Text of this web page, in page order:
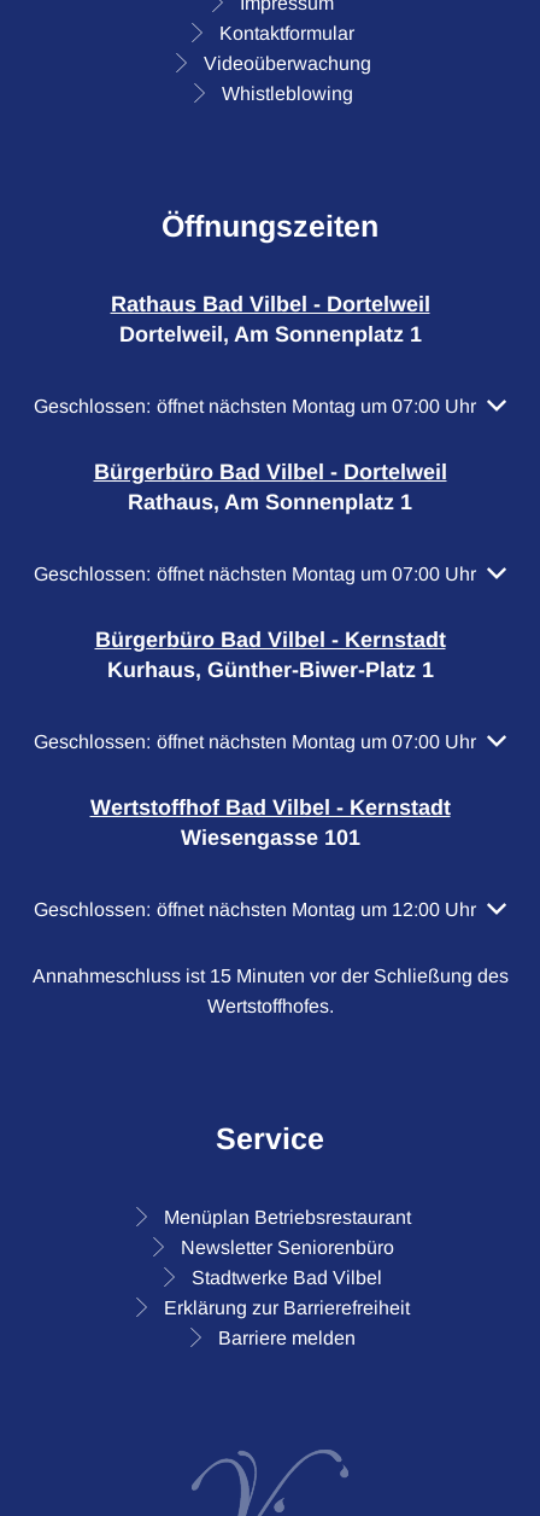
Kontaktformular
Videoüberwachung
Whistleblowing
Öffnungszeiten
Rathaus Bad Vilbel - Dortelweil
Dortelweil, Am Sonnenplatz 1
Klicken, um weitere Öffnungs- oder Schließzeiten
Geschlossen: öffnet nächsten Montag um 07:00 Uhr
Bürgerbüro Bad Vilbel - Dortelweil
Rathaus, Am Sonnenplatz 1
Klicken, um weitere Öffnungs- oder Schließzeiten
Geschlossen: öffnet nächsten Montag um 07:00 Uhr
Bürgerbüro Bad Vilbel - Kernstadt
Kurhaus, Günther-Biwer-Platz 1
Klicken, um weitere Öffnungs- oder Schließzeiten
Geschlossen: öffnet nächsten Montag um 07:00 Uhr
Wertstoffhof Bad Vilbel - Kernstadt
Wiesengasse 101
Klicken, um weitere Öffnungs- oder Schließzeiten
Geschlossen: öffnet nächsten Montag um 12:00 Uhr
Annahmeschluss ist 15 Minuten vor der Schließung des
Wertstoffhofes.
Service
Menüplan Betriebsrestaurant
Newsletter Seniorenbüro
Stadtwerke Bad Vilbel
Erklärung zur Barrierefreiheit
Barriere melden